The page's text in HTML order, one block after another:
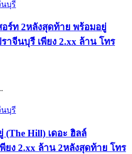
บุรี
ร์ท 2หลังสุดท้าย พร้อมอยู่
าจีนบุรี เพียง 2.xx ล้าน โทร
บุรี
(The Hill) เดอะ ฮิลล์
ยง 2.xx ล้าน 2หลังสุดท้าย โทร